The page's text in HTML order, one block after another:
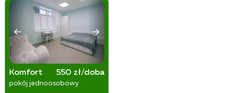
Komfort 550 zł/doba
pokój jednoosobowy